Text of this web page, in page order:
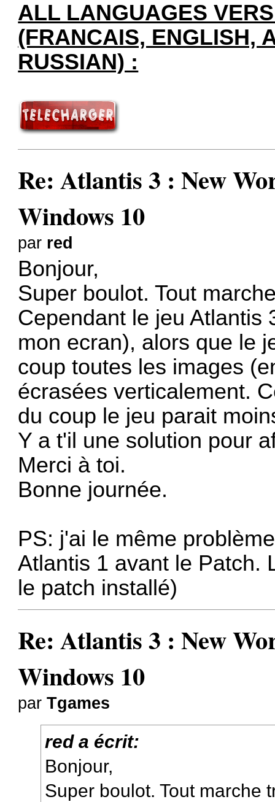
ALL LANGUAGES
(FRANCAIS, ENGLISH,
RUSSIAN) :
Re: Atlantis 3 : New
Windows 10
par red
Bonjour,
Super boulot. Tout
Cependant le jeu Atlantis
mon ecran), alors que le
coup toutes les images
écrasées verticalement.
du coup le jeu parait
Y a t'il une solution pour
Merci à toi.
Bonne journée.
PS: j'ai le même
Atlantis 1 avant le Patch.
le patch installé)
Re: Atlantis 3 : New
Windows 10
parTgames
red a écrit:
Bonjour,
Super boulot. Tout marche